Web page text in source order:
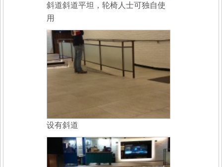
斜道斜道平坦，轮椅人士可独自使
用
设有斜道